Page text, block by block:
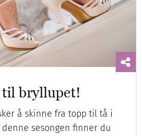
til bryllupet!
å skinne fra topp til tå i
sesongen finner du